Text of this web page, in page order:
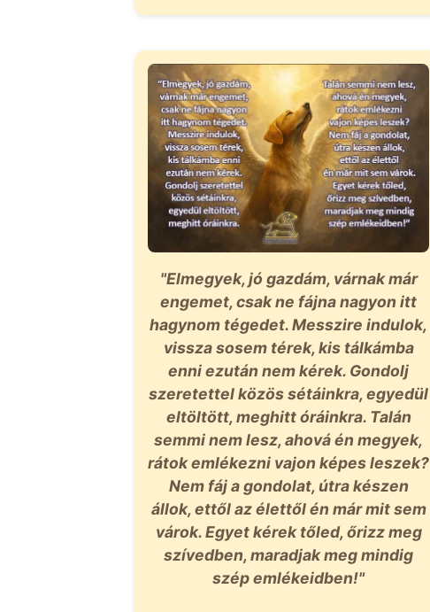
"Elmegyek, jó gazdám, várnak már
engemet, csak ne fájna nagyon itt
hagynom tégedet. Messzire indulok,
vissza sosem térek, kis tálkámba
enni ezután nem kérek. Gondolj
szeretettel közös sétáinkra, egyedül
eltöltött, meghitt óráinkra. Talán
semmi nem lesz, ahová én megyek,
rátok emlékezni vajon képes leszek?
Nem fáj a gondolat, útra készen
állok, ettől az élettől én már mit sem
várok. Egyet kérek tőled, őrizz meg
szívedben, maradjak meg mindig
szép emlékeidben!"